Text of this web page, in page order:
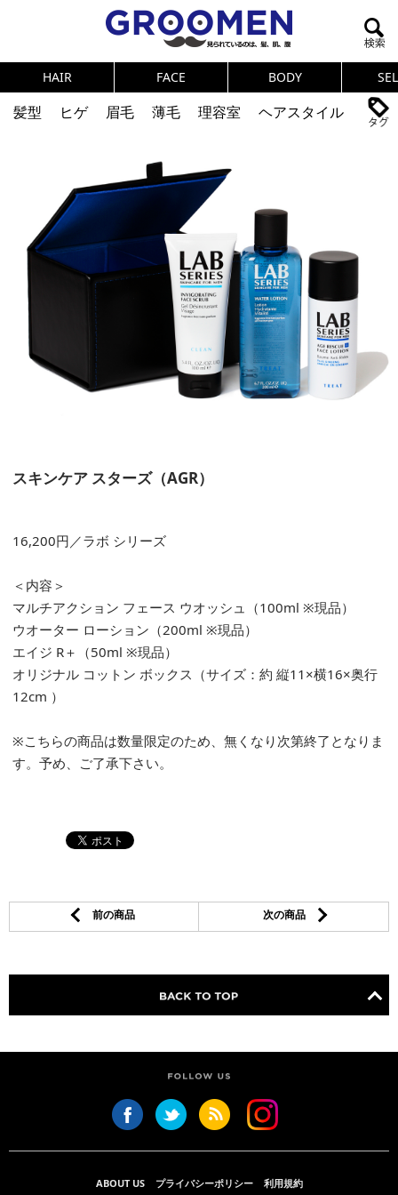
HAIR FACE BODY
髪型 ヒゲ 眉毛 薄毛 理容室
ヘアスタイル
メンズコスメ
NEWS PICK UP
テストステロン
海外セレブ
メタボ
スキンケア 食事
調査結果
トレーニング
好印象な男
頭皮ケア
ダイエット
スキンケア スターズ（AGR）
16,200円／ラボ シリーズ
＜内容＞
マルチアクション フェース ウオッシュ（100ml ※現品）
ウオーター ローション（200ml ※現品）
エイジ R＋（50ml ※現品）
オリジナル コットン ボックス（サイズ：約 縦11×横16×奥行
12cm ）
※こちらの商品は数量限定のため、無くなり次第終了となりま
す。予め、ご了承下さい。
前の商品 次の商品
ABOUT US プライバシーポリシー 利用規約